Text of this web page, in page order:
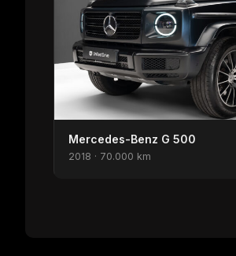
Mercedes-Benz G 500
2018 · 70.000 km